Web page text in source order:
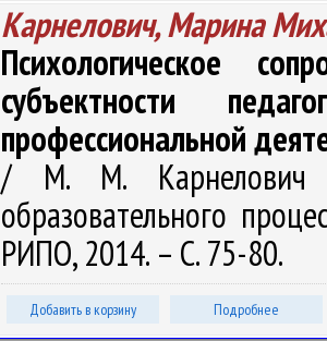
Карнелович, Марина
Психологическое
субъектности
профессиональной
/ М. М. Карнелович //
образовательного
РИПО, 2014. – С. 75-80.
Добавить в корзину Подробнее